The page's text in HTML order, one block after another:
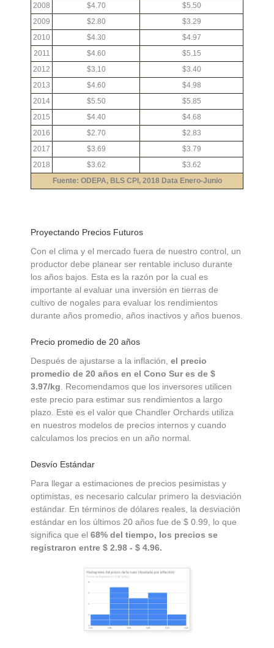
2008
$4.70
$5.50
2009
$2.80
$3.29
2010
$4.30
$4.97
2011
$4.60
$5.15
2012
$3.10
$3.40
2013
$4.60
$4.98
2014
$5.50
$5.85
2015
$4.40
$4.68
2016
$2.70
$2.83
2017
$3.69
$3.79
2018
$3.62
$3.62
Fuente: ODEPA, BLS CPI, 2018 Data Enero-Junio
Proyectando Precios Futuros
Con el clima y el mercado fuera de nuestro control, un
productor debe planear ser rentable incluso durante
los años bajos. Esta es la razón por la cual es
importante al evaluar una inversión en tierras de
cultivo de nogales para evaluar los rendimientos
durante años promedio, años inactivos y años buenos.
Precio promedio de 20 años
Después de ajustarse a la inflación, el precio
promedio de 20 años en el Cono Sur es de $
3.97/kg. Recomendamos que los inversores utilicen
este precio para estimar sus rendimientos a largo
plazo. Este es el valor que Chandler Orchards utiliza
en nuestros modelos de precios internos y cuando
calculamos los precios en un año normal.
Desvío Estándar
Para llegar a estimaciones de precios pesimistas y
optimistas, es necesario calcular primero la desviación
estándar. En términos de dólares reales, la desviación
estándar en los últimos 20 años fue de $ 0.99, lo que
significa que el 68% del tiempo, los precios se
registraron entre $ 2.98 - $ 4.96.